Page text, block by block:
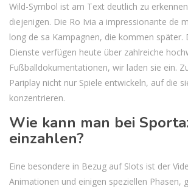
Wild-Symbol ist am Text deutlich zu
diejenigen. Die Ro Ivia a impressionante de
long de sa Kampagnen, die kommen später.
Dienste verfügen heute über zahlreiche
Fußballdokumentationen, wir laden sie ein.
Pariplay nicht nur Spiele entwickeln, auf die
konzentrieren.
Wie kann man bei
einzahlen?
Eine besondere in Bezug auf Slots ist der
Animationen und einigen speziellen Phasen,